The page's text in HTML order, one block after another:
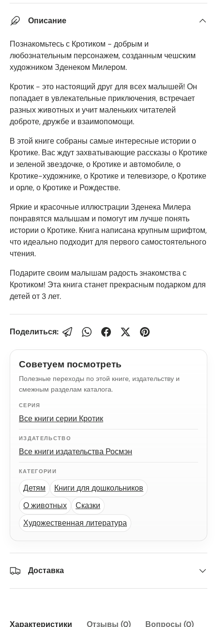
Описание
Познакомьтесь с Кротиком - добрым и
любознательным персонажем, созданным чешским
художником Зденеком Милером.
Кротик - это настоящий друг для всех малышей! Он
попадает в увлекательные приключения, встречает
разных животных и учит маленьких читателей
доброте, дружбе и взаимопомощи.
В этой книге собраны самые интересные истории о
Кротике. Вас ждут захватывающие рассказы о Кротике
и зеленой звездочке, о Кротике и автомобиле, о
Кротике-художнике, о Кротике и телевизоре, о Кротике
и орле, о Кротике и Рождестве.
Яркие и красочные иллюстрации Зденека Милера
понравятся малышам и помогут им лучше понять
истории о Кротике. Книга написана крупным шрифтом,
что идеально подходит для первого самостоятельного
чтения.
Подарите своим малышам радость знакомства с
Кротиком! Эта книга станет прекрасным подарком для
детей от 3 лет.
Поделиться:
Советуем посмотреть
Полезные переходы по этой книге, издательству и
смежным разделам каталога.
СЕРИЯ
Все книги серии Кротик
ИЗДАТЕЛЬСТВО
Все книги издательства Росмэн
КАТЕГОРИИ
Детям
Книги для дошкольников
О животных
Сказки
Художественная литература
Доставка
Характеристики Отзывы (0) Вопросы (0)